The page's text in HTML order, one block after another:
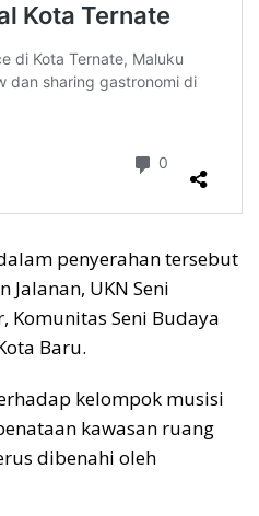
penyerahan tersebut
Jalanan, UKN Seni
Komunitas Seni Budaya
Baru.
kelompok musisi
kawasan ruang
dibenahi oleh